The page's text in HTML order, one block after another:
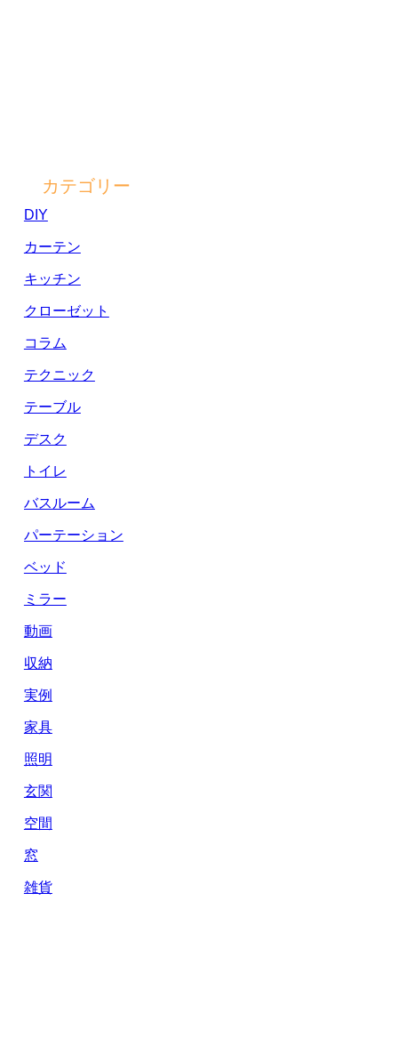
カテゴリー
DIY
カーテン
キッチン
クローゼット
コラム
テクニック
テーブル
デスク
トイレ
バスルーム
パーテーション
ベッド
ミラー
動画
収納
実例
家具
照明
玄関
空間
窓
雑貨